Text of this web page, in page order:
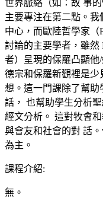
世界脈絡（如：故 事
主要專注在第二點。
中心，而歐陸哲學家（
討論的主要學者，雖然
者）呈現的保羅凸顯
德宗和保羅新觀裡是少
想。這一門課除了幫
話， 也幫助學生分析
經文分析。 這對牧會
與會友和社會的對 話
為主。
課程介紹:
無。